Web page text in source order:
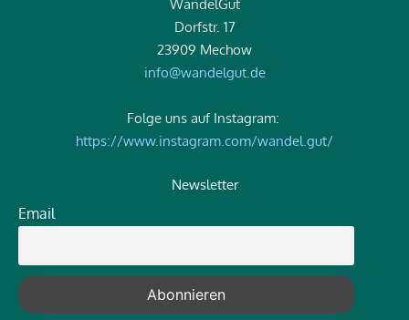
WandelGut
Dorfstr. 17
23909 Mechow
info@wandelgut.de
Folge uns auf Instagram:
https://www.instagram.com/wandel.gut/
Newsletter
Email